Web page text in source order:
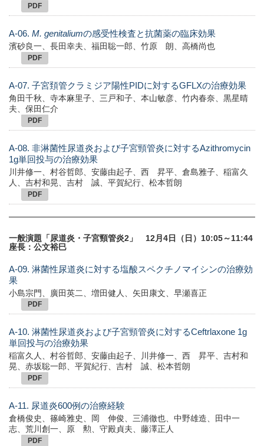
PDF
A-06. M. genitaliumの感受性検査と抗菌薬の臨床効果
濱砂良一、長田幸夫、福田聡一郎、竹原 朗、高橋尚也
PDF
A-07. 子宮頚管クラミジア陽性PIDに対するGFLXの治療効果
角田千秋、寺本麻里子、三戸和子、本山敏彦、竹内春奈、黒星晴
夫、保田仁介
PDF
A-08. 非淋菌性尿道炎および子宮頸管炎に対するAzithromycin
1g単回投与の治療効果
川井修一、村谷哲郎、安藤由起子、西 昇平、倉島雅子、稲富久
人、吉村和晃、吉村 誠、平賀紀行、松本哲朗
PDF
一般演題「尿道炎・子宮頸管炎2」 12月4日（日）10:05～11:44
座長：公文裕巳
A-09. 淋菌性尿道炎に対する塩酸スペクチノマイシンの治療効
果
小島宗門、廣田英二、増田健人、矢田康文、早瀬喜正
PDF
A-10. 淋菌性尿道炎および子宮頸管炎に対するCeftrlaxone 1g
単回投与の治療効果
稲富久人、村谷哲郎、安藤由起子、川井修一、西 昇平、吉村和
晃、赤坂聡一郎、平賀紀行、吉村 誠、松本哲朗
PDF
A-11. 尿道炎600例の治療経験
倉橋俊史、篠崎雅史、岡 伸俊、三浦徹也、中野雄造、田中一
志、荒川創一、原 勲、守殿貞夫、藤澤正人
PDF